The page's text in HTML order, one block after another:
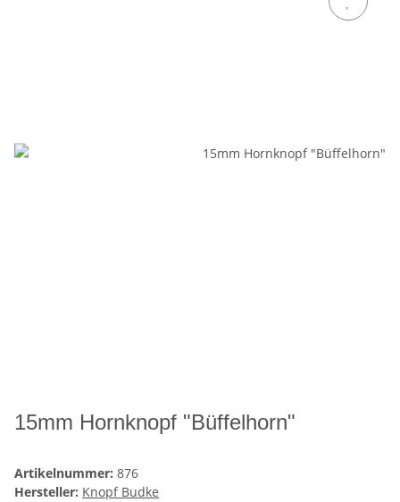
15mm Hornknopf "Büffelhorn"
Artikelnummer: 876
Hersteller: Knopf Budke